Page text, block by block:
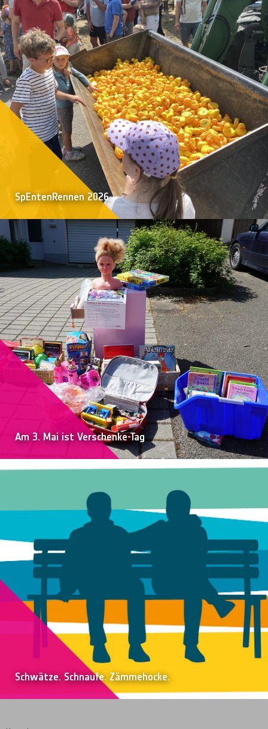
SpEntenRennen 2026
Am 3. Mai ist Verschenke-Tag
Schwätze. Schnaufe. Zämmehocke.